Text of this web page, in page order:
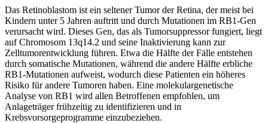
Das Retinoblastom ist ein seltener Tumor der Retina, der meist bei
Kindern unter 5 Jahren auftritt und durch Mutationen im RB1-Gen
verursacht wird. Dieses Gen, das als Tumorsuppressor fungiert, liegt
auf Chromosom 13q14.2 und seine Inaktivierung kann zur
Zelltumorentwicklung führen. Etwa die Hälfte der Fälle entstehen
durch somatische Mutationen, während die andere Hälfte erbliche
RB1-Mutationen aufweist, wodurch diese Patienten ein höheres
Risiko für andere Tumoren haben. Eine molekulargenetische
Analyse von RB1 wird allen Betroffenen empfohlen, um
Anlageträger frühzeitig zu identifizieren und in
Krebsvorsorgeprogramme einzubeziehen.